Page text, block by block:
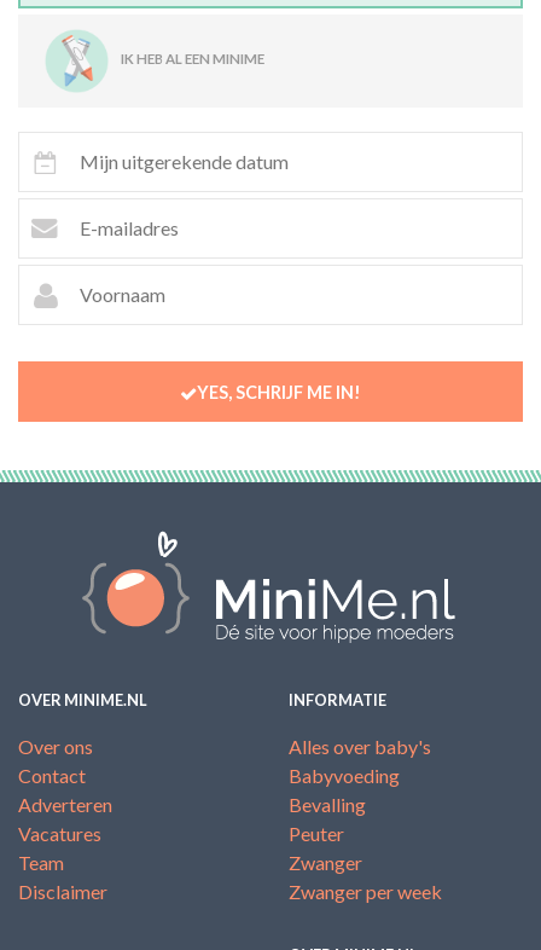
IK HEB AL EEN MINIME
YES, SCHRIJF ME IN!
OVER MINIME.NL
Over ons
Contact
Adverteren
Vacatures
Team
Disclaimer
INFORMATIE
Alles over baby's
Babyvoeding
Bevalling
Peuter
Zwanger
Zwanger per week